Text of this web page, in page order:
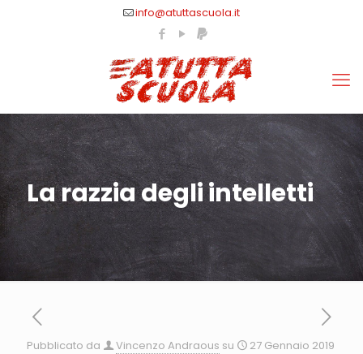
info@atuttascuola.it
La razzia degli intelletti
Pubblicato da Vincenzo Andraous su 27 Gennaio 2019